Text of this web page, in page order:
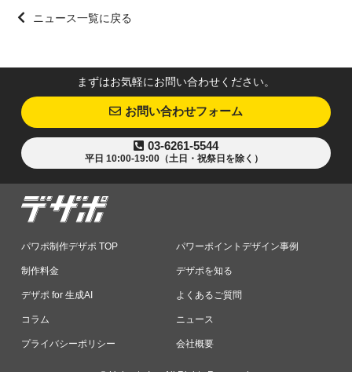
ニュース一覧に戻る
まずはお気軽にお問い合わせください。
お問い合わせフォーム
03-6261-5544
平日 10:00-19:00（土日・祝祭日を除く）
パワポ制作デザポ TOP パワーポイントデザイン事例
制作料金 デザポを知る
デザポ for 生成AI よくあるご質問
コラム ニュース
プライバシーポリシー 会社概要